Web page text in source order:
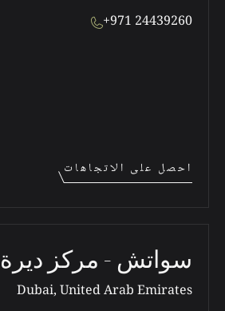
+971 24439260
احصل على الاتجاهات
سواتش - مركز
Dubai, United Arab Emirates